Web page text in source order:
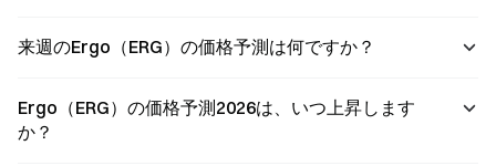
来週のErgo（ERG）の価格予測は何ですか？
Ergo（ERG）の価格予測2026は、いつ上昇します
か？